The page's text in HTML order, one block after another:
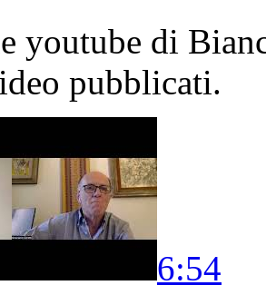
youtube di
pubblicati.
6:54